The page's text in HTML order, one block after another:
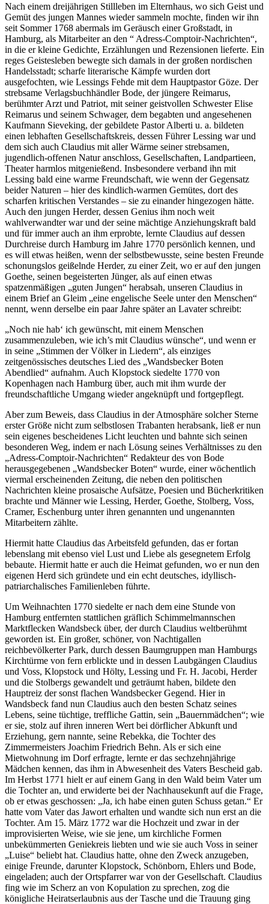
Nach einem dreijährigen Stillleben im Elternhaus, wo sich Geist und
Gemüt des jungen Mannes wieder sammeln mochte, finden wir ihn
seit Sommer 1768 abermals im Geräusch einer Großstadt, in
Hamburg, als Mitarbeiter an den “ Adress-Comptoir-Nachrichten“,
in die er kleine Gedichte, Erzählungen und Rezensionen lieferte. Ein
reges Geistesleben bewegte sich damals in der großen nordischen
Handelsstadt; scharfe literarische Kämpfe wurden dort
ausgefochten, wie Lessings Fehde mit dem Hauptpastor Göze. Der
strebsame Verlagsbuchhändler Bode, der jüngere Reimarus,
berühmter Arzt und Patriot, mit seiner geistvollen Schwester Elise
Reimarus und seinem Schwager, dem begabten und angesehenen
Kaufmann Sieveking, der gebildete Pastor Alberti u. a. bildeten
einen lebhaften Gesellschaftskreis, dessen Führer Lessing war und
dem sich auch Claudius mit aller Wärme seiner strebsamen,
jugendlich-offenen Natur anschloss, Gesellschaften, Landpartieen,
Theater harmlos mitgenießend. Insbesondere verband ihn mit
Lessing bald eine warme Freundschaft, wie wenn der Gegensatz
beider Naturen – hier des kindlich-warmen Gemütes, dort des
scharfen kritischen Verstandes – sie zu einander hingezogen hätte.
Auch den jungen Herder, dessen Genius ihm noch weit
wahlverwandter war und der seine mächtige Anziehungskraft bald
und für immer auch an ihm erprobte, lernte Claudius auf dessen
Durchreise durch Hamburg im Jahre 1770 persönlich kennen, und
es will etwas heißen, wenn der selbstbewusste, seine besten Freunde
schonungslos geißelnde Herder, zu einer Zeit, wo er auf den jungen
Goethe, seinen begeisterten Jünger, als auf einen etwas
spatzenmäßigen „guten Jungen“ herabsah, unseren Claudius in
einem Brief an Gleim „eine engelische Seele unter den Menschen“
nennt, wenn derselbe ein paar Jahre später an Lavater schreibt:
„Noch nie hab‘ ich gewünscht, mit einem Menschen
zusammenzuleben, wie ich’s mit Claudius wünsche“, und wenn er
in seine „Stimmen der Völker in Liedern“, als einziges
zeitgenössisches deutsches Lied des „Wandsbecker Boten
Abendlied“ aufnahm. Auch Klopstock siedelte 1770 von
Kopenhagen nach Hamburg über, auch mit ihm wurde der
freundschaftliche Umgang wieder angeknüpft und fortgepflegt.
Aber zum Beweis, dass Claudius in der Atmosphäre solcher Sterne
erster Größe nicht zum selbstlosen Trabanten herabsank, ließ er nun
sein eigenes bescheidenes Licht leuchten und bahnte sich seinen
besonderen Weg, indem er nach Lösung seines Verhältnisses zu den
„Adress-Comptoir-Nachrichten“ Redakteur des von Bode
herausgegebenen „Wandsbecker Boten“ wurde, einer wöchentlich
viermal erscheinenden Zeitung, die neben den politischen
Nachrichten kleine prosaische Aufsätze, Poesien und Bücherkritiken
brachte und Männer wie Lessing, Herder, Goethe, Stolberg, Voss,
Cramer, Eschenburg unter ihren genannten und ungenannten
Mitarbeitern zählte.
Hiermit hatte Claudius das Arbeitsfeld gefunden, das er fortan
lebenslang mit ebenso viel Lust und Liebe als gesegnetem Erfolg
bebaute. Hiermit hatte er auch die Heimat gefunden, wo er nun den
eigenen Herd sich gründete und ein echt deutsches, idyllisch-
patriarchalisches Familienleben führte.
Um Weihnachten 1770 siedelte er nach dem eine Stunde von
Hamburg entfernten stattlichen gräflich Schimmelmannschen
Marktflecken Wandsbeck über, der durch Claudius weltberühmt
geworden ist. Ein großer, schöner, von Nachtigallen
reichbevölkerter Park, durch dessen Baumgruppen man Hamburgs
Kirchtürme von fern erblickte und in dessen Laubgängen Claudius
und Voss, Klopstock und Hölty, Lessing und Fr. H. Jacobi, Herder
und die Stolbergs gewandelt und geträumt haben, bildete den
Hauptreiz der sonst flachen Wandsbecker Gegend. Hier in
Wandsbeck fand nun Claudius auch den besten Schatz seines
Lebens, seine tüchtige, treffliche Gattin, sein „Bauernmädchen“; wie
er sie, stolz auf ihren inneren Wert bei dörflicher Abkunft und
Erziehung, gern nannte, seine Rebekka, die Tochter des
Zimmermeisters Joachim Friedrich Behn. Als er sich eine
Mietwohnung im Dorf erfragte, lernte er das sechzehnjährige
Mädchen kennen, das ihm in Abwesenheit des Vaters Bescheid gab.
Im Herbst 1771 hielt er auf einem Gang in den Wald beim Vater um
die Tochter an, und erwiderte bei der Nachhausekunft auf die Frage,
ob er etwas geschossen: „Ja, ich habe einen guten Schuss getan.“ Er
hatte vom Vater das Jawort erhalten und wandte sich nun erst an die
Tochter. Am 15. März 1772 war die Hochzeit und zwar in der
improvisierten Weise, wie sie jene, um kirchliche Formen
unbekümmerten Geniekreis liebten und wie sie auch Voss in seiner
„Luise“ beliebt hat. Claudius hatte, ohne den Zweck anzugeben,
einige Freunde, darunter Klopstock, Schönborn, Ehlers und Bode,
eingeladen; auch der Ortspfarrer war von der Gesellschaft. Claudius
fing wie im Scherz an von Kopulation zu sprechen, zog die
königliche Heiratserlaubnis aus der Tasche und die Trauung ging